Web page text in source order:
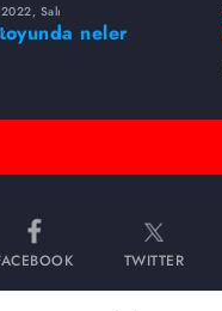
Salı
neler
TWITTER